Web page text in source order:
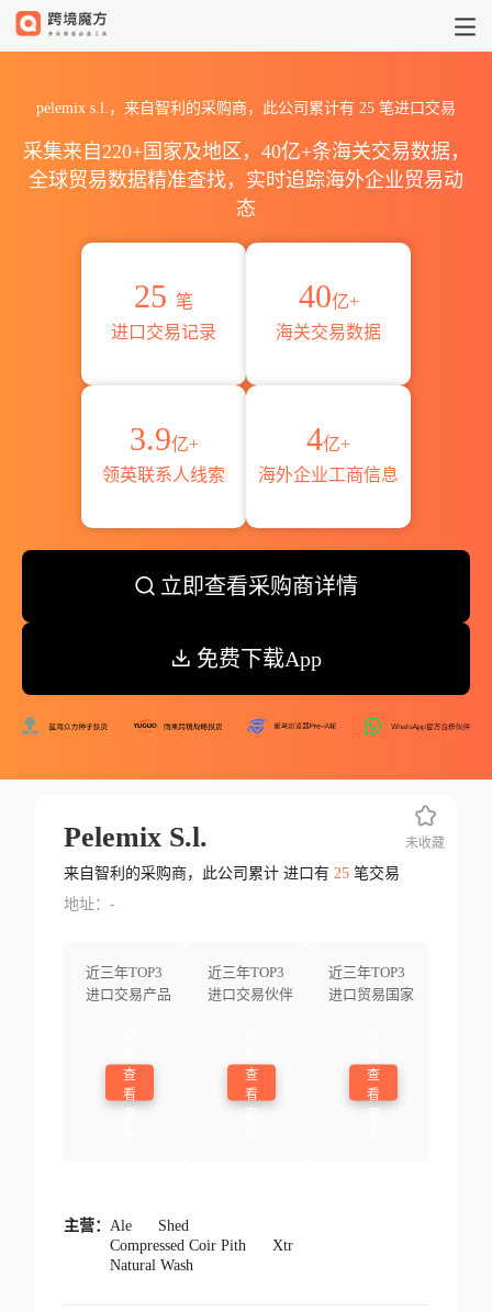
pelemix s.l.，来自智利的采购商，此公司累计有 25 笔进口交易
采集来自220+国家及地区，40亿+条海关交易数据，
全球贸易数据精准查找，实时追踪海外企业贸易动
态
25 笔
进口交易记录
40亿+
海关交易数据
3.9亿+
领英联系人线索
4亿+
海外企业工商信息
立即查看采购商详情
免费下载App
Pelemix S.l.
来自智利的采购商，此公司累计 进口有 25笔交易
地址：-
近三年TOP3
进口交易产品
查
看
近三年TOP3
进口交易伙伴
查
看
近三年TOP3
进口贸易国家
查
看
未收藏
主营： Ale
Shed
Compressed Coir Pith
Xtr
Natural Wash